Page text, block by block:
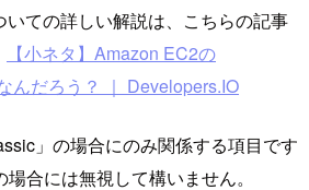
いての詳しい解説は、こちらの記事
【小ネタ】Amazon EC2の
んだろう？ ｜ Developers.IO
」の場合にのみ関係する項目です
合には無視して構いません。